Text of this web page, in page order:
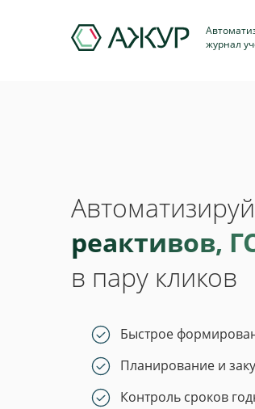
журнал
реактивов,
в пару кликов
Быстрое
Планирование и
Контроль сроков